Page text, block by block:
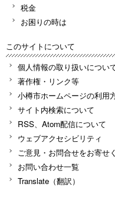
税金
お困りの時は
このサイトについて
個人情報の取り扱いについ
著作権・リンク等
小樽市ホームページの利用
サイト内検索について
RSS、Atom配信について
ウェブアクセシビリティ
ご意見・お問合せをお寄せ
お問い合わせ一覧
Translate（翻訳）